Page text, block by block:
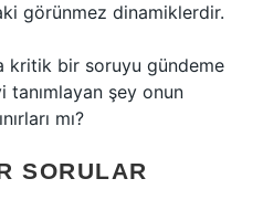
görünmez dinamiklerdir.
kritik bir soruyu gündeme
şey onun
mı?
SORULAR